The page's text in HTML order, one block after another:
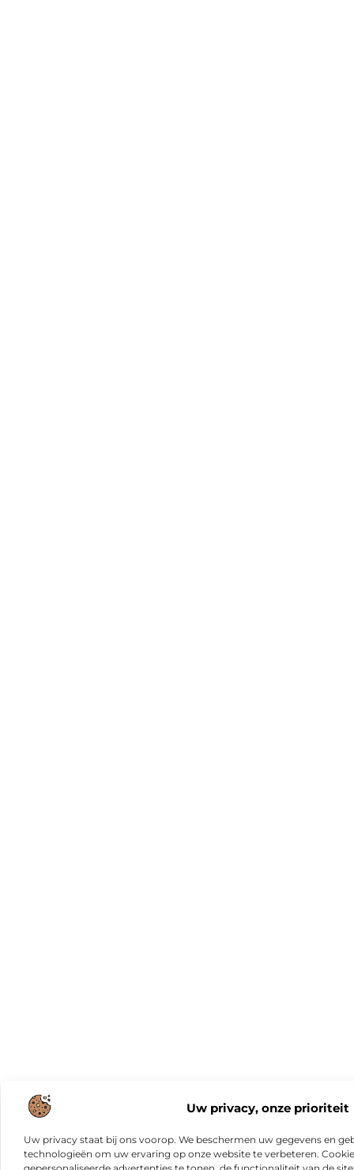
Uw privacy, onze prioriteit
Uw privacy staat bij ons voorop. We beschermen uw gegevens en
technologieën om uw ervaring op onze website te verbeteren.